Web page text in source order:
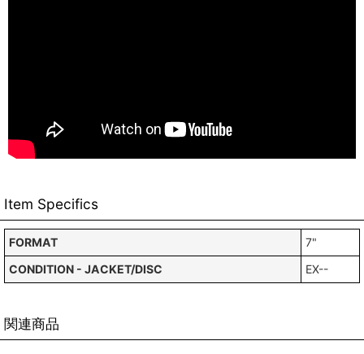
Item Specifics
FORMAT
7"
CONDITION - JACKET/DISC
EX--
関連商品